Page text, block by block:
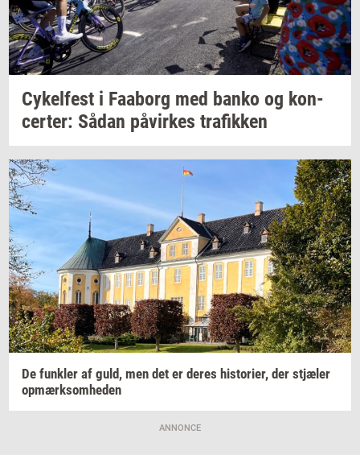
Cy­kel­fest i Faa­borg med banko og kon­
cer­ter: Sådan på­vir­kes tra­fik­ken
De funk­ler af guld, men det er deres hi­sto­ri­er, der stjæ­ler
op­mærk­som­he­den
ANNONCE